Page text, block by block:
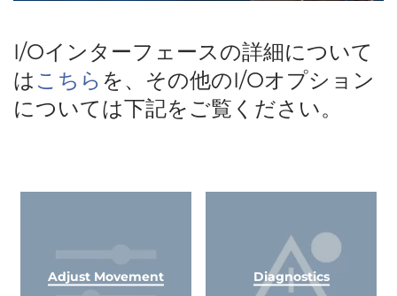
I/Oインターフェースの詳細について
は こちら を、その他のI/Oオプション
については下記をご覧ください。
Adjust Movement Diagnostics